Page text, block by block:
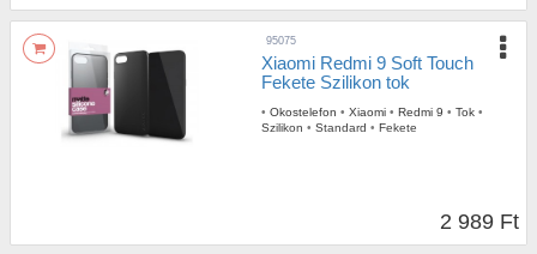
95075
Xiaomi Redmi 9 Soft Touch
Fekete Szilikon tok
• Okostelefon • Xiaomi • Redmi 9 • Tok •
Szilikon • Standard • Fekete
2 989 Ft